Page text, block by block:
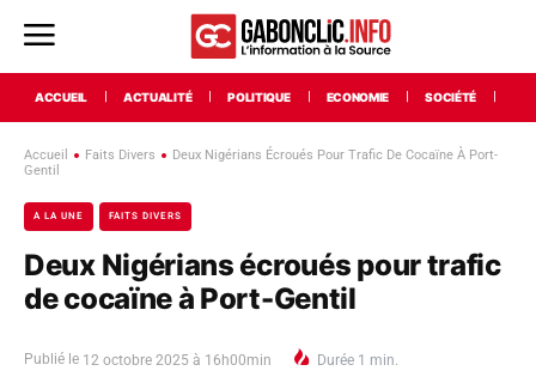
ACCUEIL ACTUALITÉ POLITIQUE ECONOMIE SOCIÉTÉ
Accueil Faits Divers
Deux Nigérians Écroués Pour Trafic De Cocaïne À Port-
Gentil
A LA UNE FAITS DIVERS
Deux Nigérians écroués pour trafic
de cocaïne à Port-Gentil
Publié le 12 octobre 2025 à 16h00min Durée 1 min.